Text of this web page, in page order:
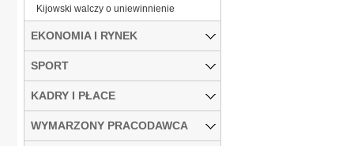
Kijowski walczy o uniewinnienie
EKONOMIA I RYNEK
SPORT
KADRY I PŁACE
WYMARZONY PRACODAWCA